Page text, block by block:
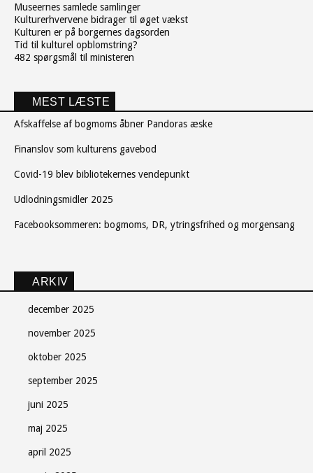
Museernes samlede samlinger
Kulturerhvervene bidrager til øget vækst
Kulturen er på borgernes dagsorden
Tid til kulturel opblomstring?
482 spørgsmål til ministeren
MEST LÆSTE
Afskaffelse af bogmoms åbner Pandoras æske
Finanslov som kulturens gavebod
Covid-19 blev bibliotekernes vendepunkt
Udlodningsmidler 2025
Facebooksommeren: bogmoms, DR, ytringsfrihed og morgensang
ARKIV
december 2025
november 2025
oktober 2025
september 2025
juni 2025
maj 2025
april 2025